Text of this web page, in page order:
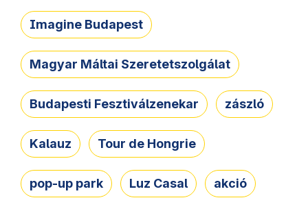
Imagine Budapest
Magyar Máltai Szeretetszolgálat
Budapesti Fesztiválzenekar zászló
Kalauz Tour de Hongrie
pop-up park Luz Casal akció